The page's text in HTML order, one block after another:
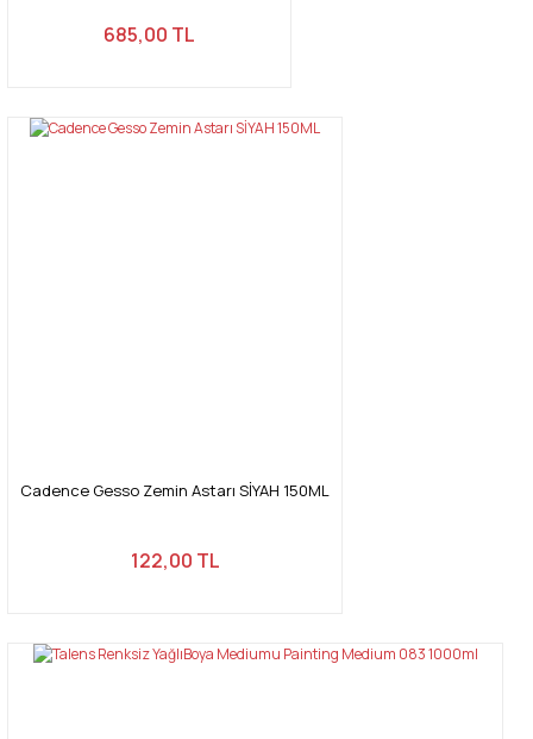
685,00 TL
Cadence Gesso Zemin Astarı SİYAH 150ML
122,00 TL